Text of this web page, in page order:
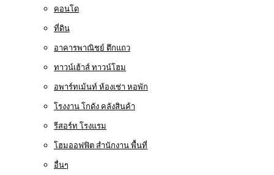
คอนโด
ที่ดิน
อาคารพาณิชย์ ตึกแถว
ทาวน์เฮ้าส์ ทาวน์โฮม
อพาร์ทเม้นท์ ห้องเช่า หอพัก
โรงงาน โกดัง คลังสินค้า
รีสอร์ท โรงแรม
โฮมออฟฟิต สำนักงาน พื้นที่
อื่นๆ